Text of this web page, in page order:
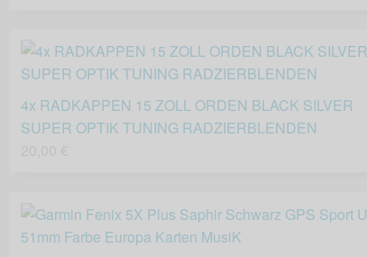
4x RADKAPPEN 15 ZOLL ORDEN BLACK SILVER
SUPER OPTIK TUNING RADZIERBLENDEN